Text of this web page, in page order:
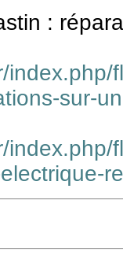
:
sur-